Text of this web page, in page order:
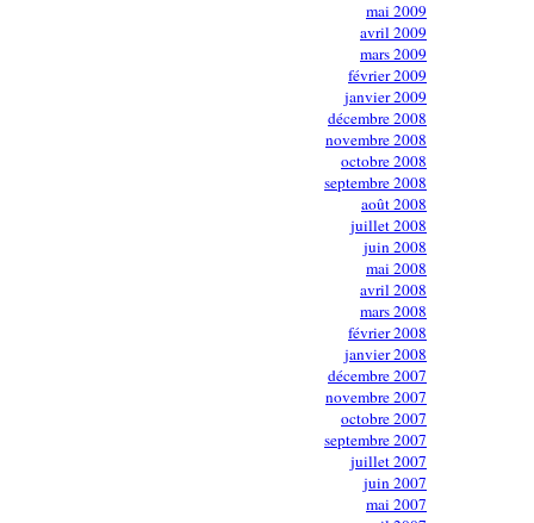
mai 2009
avril 2009
mars 2009
février 2009
janvier 2009
décembre 2008
novembre 2008
octobre 2008
septembre 2008
août 2008
juillet 2008
juin 2008
mai 2008
avril 2008
mars 2008
février 2008
janvier 2008
décembre 2007
novembre 2007
octobre 2007
septembre 2007
juillet 2007
juin 2007
mai 2007